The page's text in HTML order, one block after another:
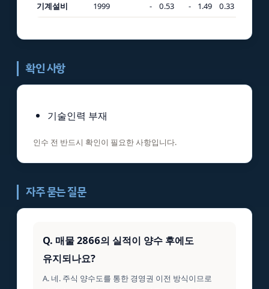
기계설비 1999 - 0.53 - 1.49 0.33
확인 사항
기술인력 부재
인수 전 반드시 확인이 필요한 사항입니다.
자주 묻는 질문
Q. 매물 2866의 실적이 양수 후에도
유지되나요?
A. 네. 주식 양수도를 통한 경영권 이전 방식이므로